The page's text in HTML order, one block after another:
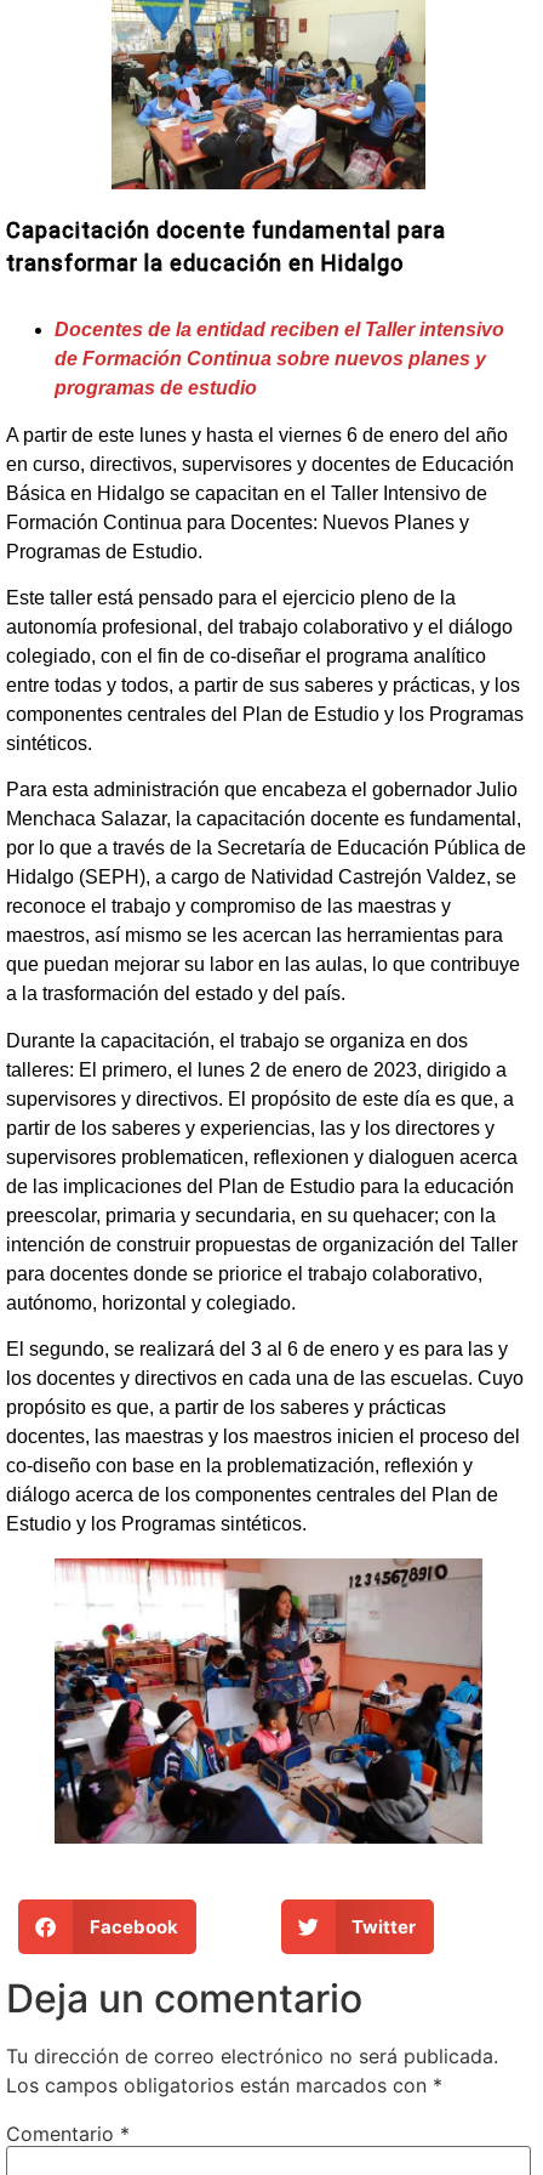
Capacitación docente fundamental para
transformar la educación en Hidalgo
Docentes de la entidad reciben el Taller intensivo
de Formación Continua sobre nuevos planes y
programas de estudio
A partir de este lunes y hasta el viernes 6 de enero del año
en curso, directivos, supervisores y docentes de Educación
Básica en Hidalgo se capacitan en el Taller Intensivo de
Formación Continua para Docentes: Nuevos Planes y
Programas de Estudio.
Este taller está pensado para el ejercicio pleno de la
autonomía profesional, del trabajo colaborativo y el diálogo
colegiado, con el fin de co-diseñar el programa analítico
entre todas y todos, a partir de sus saberes y prácticas, y los
componentes centrales del Plan de Estudio y los Programas
sintéticos.
Para esta administración que encabeza el gobernador Julio
Menchaca Salazar, la capacitación docente es fundamental,
por lo que a través de la Secretaría de Educación Pública de
Hidalgo (SEPH), a cargo de Natividad Castrejón Valdez, se
reconoce el trabajo y compromiso de las maestras y
maestros, así mismo se les acercan las herramientas para
que puedan mejorar su labor en las aulas, lo que contribuye
a la trasformación del estado y del país.
Durante la capacitación, el trabajo se organiza en dos
talleres: El primero, el lunes 2 de enero de 2023, dirigido a
supervisores y directivos. El propósito de este día es que, a
partir de los saberes y experiencias, las y los directores y
supervisores problematicen, reflexionen y dialoguen acerca
de las implicaciones del Plan de Estudio para la educación
preescolar, primaria y secundaria, en su quehacer; con la
intención de construir propuestas de organización del Taller
para docentes donde se priorice el trabajo colaborativo,
autónomo, horizontal y colegiado.
El segundo, se realizará del 3 al 6 de enero y es para las y
los docentes y directivos en cada una de las escuelas. Cuyo
propósito es que, a partir de los saberes y prácticas
docentes, las maestras y los maestros inicien el proceso del
co-diseño con base en la problematización, reflexión y
diálogo acerca de los componentes centrales del Plan de
Estudio y los Programas sintéticos.
Facebook Twitter
Deja un comentario
Tu dirección de correo electrónico no será publicada.
Los campos obligatorios están marcados con *
Comentario *